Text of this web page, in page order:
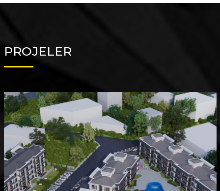
PROJELER